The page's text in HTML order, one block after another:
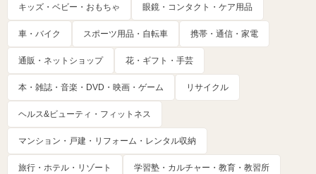
キッズ・ベビー・おもちゃ 眼鏡・コンタクト・ケア用品
車・バイク スポーツ用品・自転車 携帯・通信・家電
通販・ネットショップ 花・ギフト・手芸
本・雑誌・音楽・DVD・映画・ゲーム リサイクル
ヘルス&ビューティ・フィットネス
マンション・戸建・リフォーム・レンタル収納
旅行・ホテル・リゾート 学習塾・カルチャー・教育・教習所